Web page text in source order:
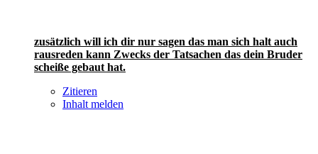
zusätzlich will ich dir nur sagen das man sich halt auch
rausreden kann Zwecks der Tatsachen das dein Bruder
scheiße gebaut hat.
Zitieren
Inhalt melden